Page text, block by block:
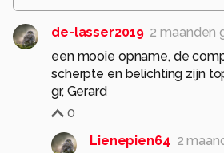
de-lasser2019 2 maanden
een mooie opname, de
scherpte en belichting zijn
0
Lienepien64 2